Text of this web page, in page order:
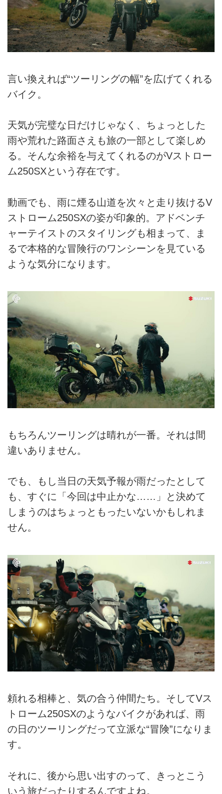
言い換えれば“ツーリングの幅”を広げてくれる
バイク。
天気が完璧な日だけじゃなく、ちょっとした
雨や荒れた路面さえも旅の一部として楽しめ
る。そんな余裕を与えてくれるのがVストロー
ム250SXという存在です。
動画でも、雨に煙る山道を次々と走り抜けるV
ストローム250SXの姿が印象的。アドベンチ
ャーテイストのスタイリングも相まって、ま
るで本格的な冒険行のワンシーンを見ている
ような気分になります。
もちろんツーリングは晴れが一番。それは間
違いありません。
でも、もし当日の天気予報が雨だったとして
も、すぐに「今回は中止かな……」と決めて
しまうのはちょっともったいないかもしれま
せん。
頼れる相棒と、気の合う仲間たち。そしてVス
トローム250SXのようなバイクがあれば、雨
の日のツーリングだって立派な“冒険”になりま
す。
それに、後から思い出すのって、きっとこう
いう旅だったりするんですよね。